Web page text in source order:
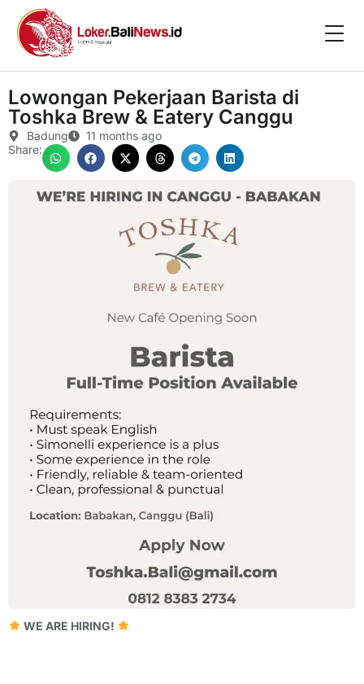
Lowongan Pekerjaan Barista di
Toshka Brew & Eatery Canggu
Badung
11 months ago
Share:
WE ARE HIRING!